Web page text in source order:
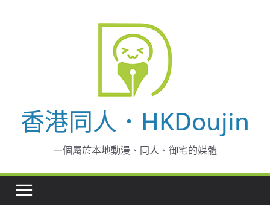
香港同人．HKDoujin
一個屬於本地動漫、同人、御宅的媒體